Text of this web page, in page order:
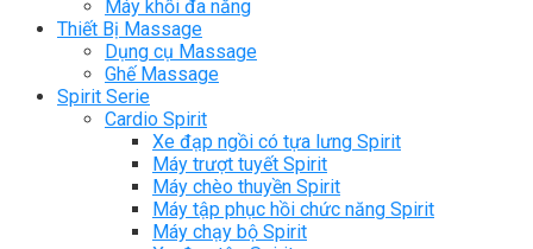
Máy khối đa năng
Thiết Bị Massage
Dụng cụ Massage
Ghế Massage
Spirit Serie
Cardio Spirit
Xe đạp ngồi có tựa lưng Spirit
Máy trượt tuyết Spirit
Máy chèo thuyền Spirit
Máy tập phục hồi chức năng Spirit
Máy chạy bộ Spirit